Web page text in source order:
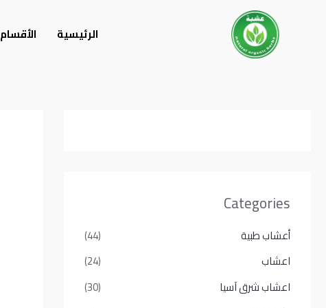
الرئيسية الأقسام
Categories
أعشاب طبية
(44)
اعشاب
(24)
اعشاب شرق آسيا
(30)